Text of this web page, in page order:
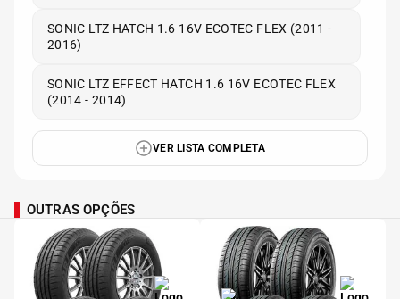
SONIC LTZ HATCH 1.6 16V ECOTEC FLEX (2011 -
2016)
SONIC LTZ EFFECT HATCH 1.6 16V ECOTEC FLEX
(2014 - 2014)
VER LISTA COMPLETA
OUTRAS OPÇÕES